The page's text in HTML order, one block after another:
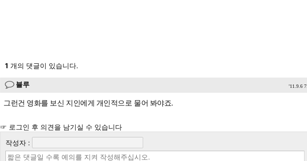
1 개의 댓글이 있습니다.
블루 '11.9.6
그런건 영화를 보신 지인에게 개인적으로 물어 봐야죠.
☞ 로그인 후 의견을 남기실 수 있습니다
작성자 :